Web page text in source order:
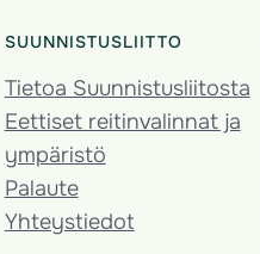
SUUNNISTUSLIITTO
Tietoa Suunnistusliitosta
Eettiset reitinvalinnat ja
ympäristö
Palaute
Yhteystiedot